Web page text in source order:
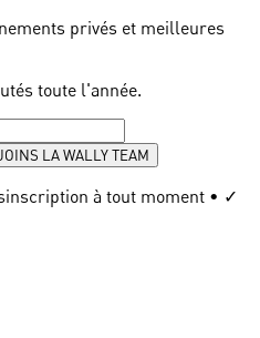
privés et meilleures
toute l'année.
LA WALLY TEAM
à tout moment • ✓